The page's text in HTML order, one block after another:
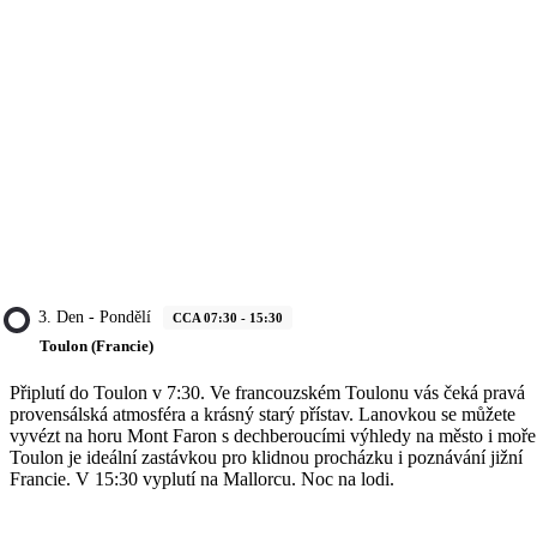
3. Den - Pondělí CCA 07:30 - 15:30
Toulon (Francie)
Připlutí do Toulon v 7:30. Ve francouzském Toulonu vás čeká pravá
provensálská atmosféra a krásný starý přístav. Lanovkou se můžete
vyvézt na horu Mont Faron s dechberoucími výhledy na město i
Toulon je ideální zastávkou pro klidnou procházku i poznávání jižní
Francie. V 15:30 vyplutí na Mallorcu. Noc na lodi.